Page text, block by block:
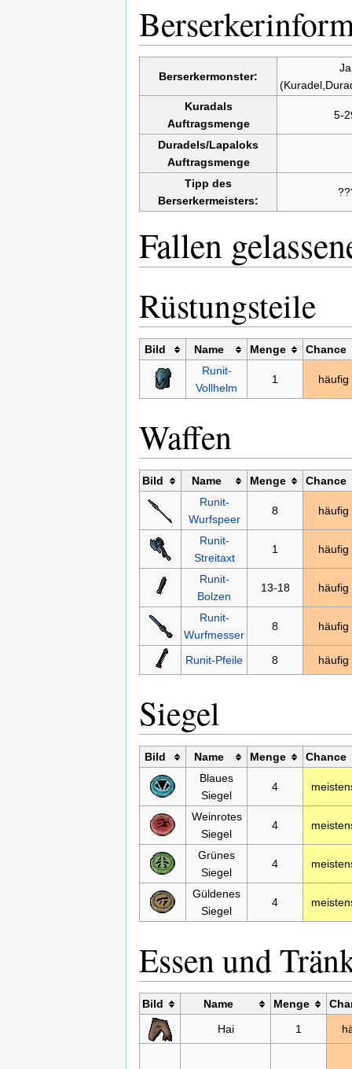
Berserkermonster:
Ja
Kuradals
Auftragsmenge
5-
Duradels/Lapaloks
Auftragsmenge
Tipp des
Berserkermeisters:
Fallen
Rüstungsteile
Bild Name Menge
Chance
Runit-
Vollhelm
1 häufig
Waffen
Bild Name Menge
Chance
Runit-
Wurfspeer
8 häufig
Runit-
Streitaxt
1 häufig
Runit-
Bolzen
13-18 häufig
Runit-
Wurfmesser
8 häufig
Runit-Pfeile 8 häufig
Siegel
Bild Name Menge
Chance
Blaues
Siegel
4
Weinrotes
Siegel
4
Grünes
Siegel
4
Güldenes
Siegel
4
Essen und
Bild Name Menge
Hai
1